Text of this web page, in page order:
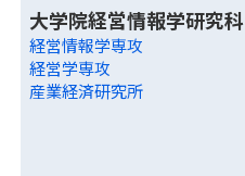
大学院経営情報学研究科
経営情報学専攻
経営学専攻
産業経済研究所